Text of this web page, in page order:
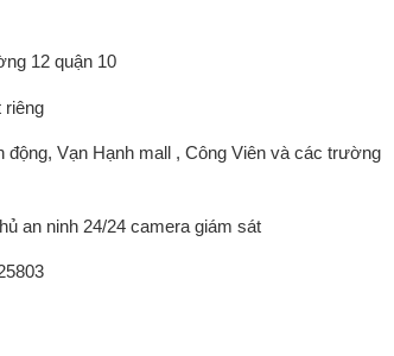
12 quận 10
riêng
Vạn Hạnh mall , Công Viên và các trường
an ninh 24/24 camera giám sát